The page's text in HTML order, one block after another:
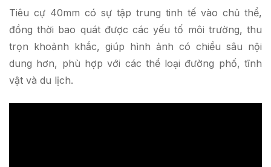
Tiêu cự 40mm có sự tập trung tinh tế vào chủ thể,
đồng thời bao quát được các yếu tố môi trường, thu
trọn khoảnh khắc, giúp hình ảnh có chiều sâu nội
dung hơn, phù hợp với các thể loại đường phố, tĩnh
vật và du lịch.